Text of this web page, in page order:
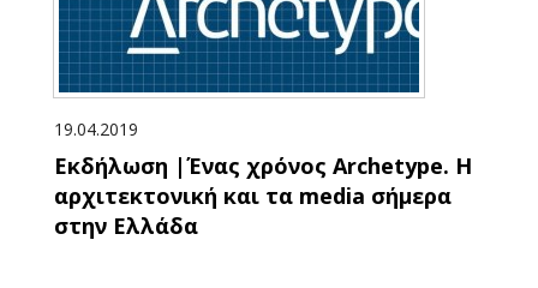
19.04.2019
Εκδήλωση |Ένας χρόνος Archetype. Η
αρχιτεκτονική και τα media σήμερα
στην Ελλάδα